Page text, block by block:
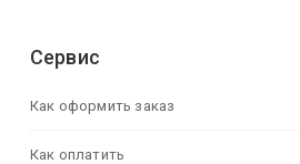
Сервис
Как оформить заказ
Как оплатить